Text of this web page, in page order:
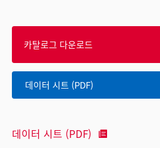
카탈로그 다운로드
데이터 시트 (PDF)
데이터 시트 (PDF)